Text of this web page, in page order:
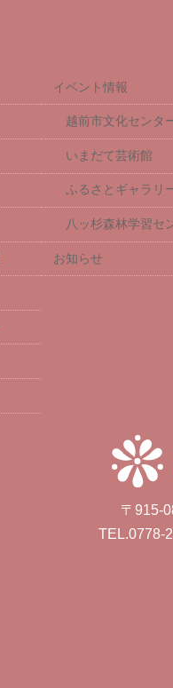
イベント情報
越前市文化センタ
いまだて芸術館
ふるさとギャラリ
八ッ杉森林学習セ
お知らせ
〒915-
TEL.0778-